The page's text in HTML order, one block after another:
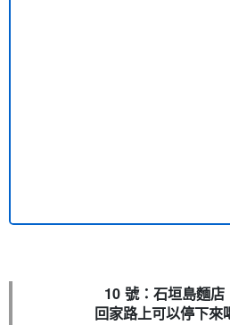
10 號：石垣島麵
回家路上可以停下來